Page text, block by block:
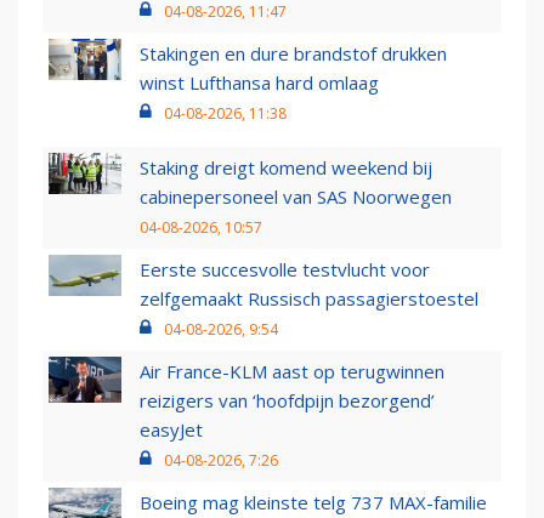
04-08-2026, 11:47
Stakingen en dure brandstof drukken
winst Lufthansa hard omlaag
04-08-2026, 11:38
Staking dreigt komend weekend bij
cabinepersoneel van SAS Noorwegen
04-08-2026, 10:57
Eerste succesvolle testvlucht voor
zelfgemaakt Russisch passagierstoestel
04-08-2026, 9:54
Air France-KLM aast op terugwinnen
reizigers van ‘hoofdpijn bezorgend’
easyJet
04-08-2026, 7:26
Boeing mag kleinste telg 737 MAX-familie